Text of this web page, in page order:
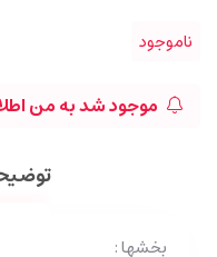
ناموجود
موجود شد به من
بخشها :